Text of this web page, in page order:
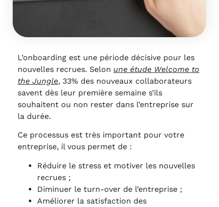
L’onboarding est une période décisive pour les
nouvelles recrues. Selon une étude Welcome to
the Jungle, 33% des nouveaux collaborateurs
savent dès leur première semaine s’ils
souhaitent ou non rester dans l’entreprise sur
la durée.
Ce processus est très important pour votre
entreprise, il vous permet de :
Réduire le stress et motiver les nouvelles
recrues ;
Diminuer le turn-over de l’entreprise ;
Améliorer la satisfaction des